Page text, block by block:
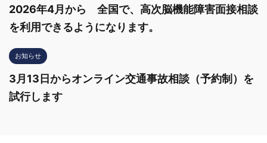
2026年4月から 全国で、高次脳機能障害面接相談
を利用できるようになります。
お知らせ
3月13日からオンライン交通事故相談（予約制）を
試行します